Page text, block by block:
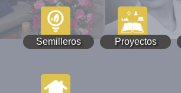
Semilleros Proyectos